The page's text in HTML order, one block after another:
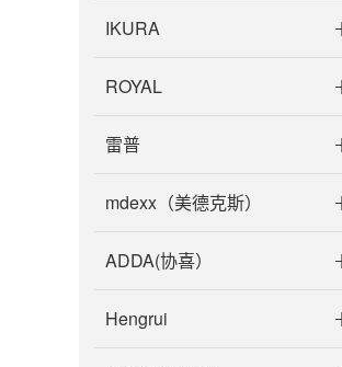
IKURA
ROYAL
雷普
mdexx（美德克斯）
ADDA(协喜）
Hengrui